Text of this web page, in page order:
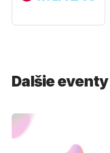
Dalšie eventy